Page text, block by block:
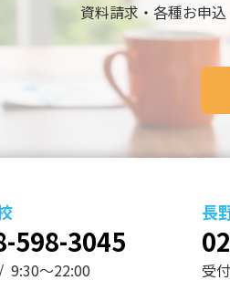
資料請求・各種お申込
598-3045
9:30～22:00
長
受付